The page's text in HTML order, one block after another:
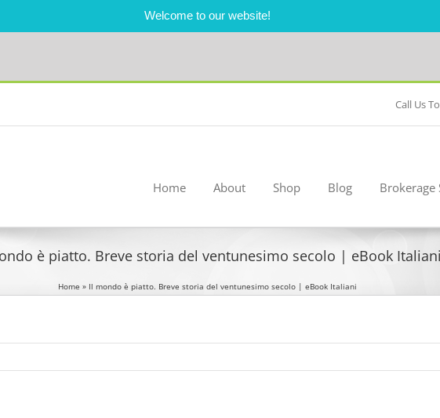
Welcome to our website!
Call Us
Home About Shop Blog Brokerage
è piatto. Breve storia del ventunesimo secolo | eBook Italiani
Home » Il mondo è piatto. Breve storia del ventunesimo secolo | eBook Italiani